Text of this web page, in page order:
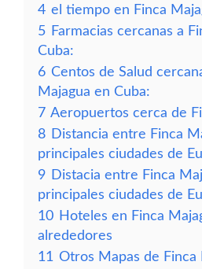
4 el tiempo en Finca
5 Farmacias cercanas a
Cuba:
6 Centos de Salud
Majagua en Cuba:
7 Aeropuertos cerca de
8 Distancia entre Finca
principales ciudades de
9 Distacia entre Finca
principales ciudades de
10 Hoteles en Finca
alrededores
11 Otros Mapas de Finca